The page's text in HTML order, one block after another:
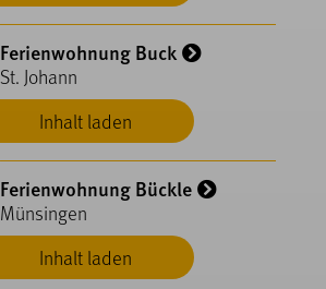
Inhalt laden
Ferienwohnung Buck
St. Johann
Inhalt laden
Ferienwohnung Bückle
Münsingen